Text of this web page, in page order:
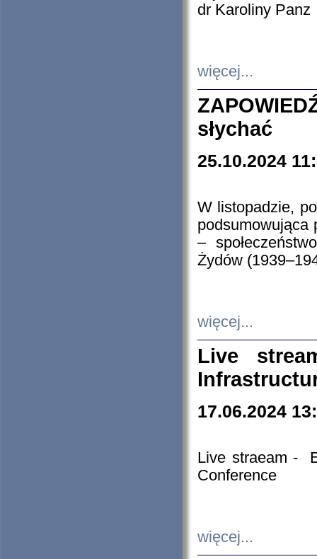
dr Karoliny Panz
więcej...
słychać
25.10.2024
W listopadzie,
podsumowująca
–
Żydów
więcej...
Live
17.06.2024
Live straeam -
Conference
więcej...